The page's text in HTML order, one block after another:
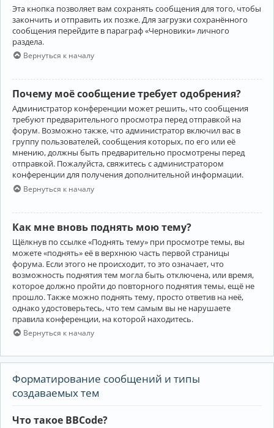
Эта кнопка позволяет вам сохранять сообщения для того, чтобы
закончить и отправить их позже. Для загрузки сохранённого
сообщения перейдите в параграф «Черновики» личного
раздела.
Вернуться к началу
Почему моё сообщение требует одобрения?
Администратор конференции может решить, что сообщения
требуют предварительного просмотра перед отправкой на
форум. Возможно также, что администратор включил вас в
группу пользователей, сообщения которых, по его или её
мнению, должны быть предварительно просмотрены перед
отправкой. Пожалуйста, свяжитесь с администратором
конференции для получения дополнительной информации.
Вернуться к началу
Как мне вновь поднять мою тему?
Щёлкнув по ссылке «Поднять тему» при просмотре темы, вы
можете «поднять» её в верхнюю часть первой страницы
форума. Если этого не происходит, то это означает, что
возможность поднятия тем могла быть отключена, или время,
которое должно пройти до повторного поднятия темы, ещё не
прошло. Также можно поднять тему, просто ответив на неё,
однако удостоверьтесь, что тем самым вы не нарушаете
правила конференции, на которой находитесь.
Вернуться к началу
Форматирование сообщений и типы
создаваемых тем
Что такое BBCode?